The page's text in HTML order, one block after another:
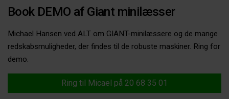
Book DEMO af Giant minilæsser
Michael Hansen ved ALT om GIANT-minilæssere og de mange
redskabsmuligheder, der findes til de robuste maskiner. Ring for
demo.
Ring til Micael på 20 68 35 01